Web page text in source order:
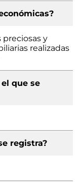
preciosas y
realizadas
que se
registra?